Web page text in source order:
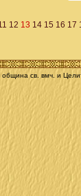
12 13 14 15 16 17
община св. вмч. и